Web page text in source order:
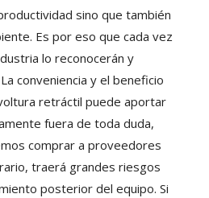
sino que también
Es por eso que cada vez
lo reconocerán y
conveniencia y el beneficio
retráctil puede aportar
fuera de toda duda,
comprar a proveedores
traerá grandes riesgos
posterior del equipo. Si